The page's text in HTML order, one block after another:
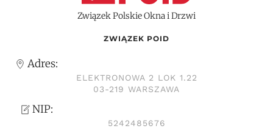
Związek Polskie Okna i Drzwi
ZWIĄZEK POID
Adres:
ELEKTRONOWA 2 LOK 1.22
03-219 WARSZAWA
NIP:
5242485676